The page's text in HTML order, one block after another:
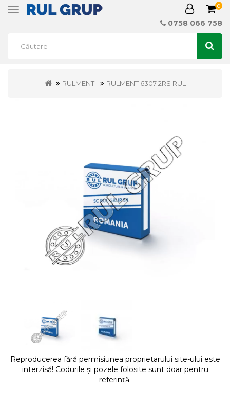
Toggle
0
0758 066 758
RULMENTI RULMENT 6307 2RS RUL
Reproducerea fără permisiunea proprietarului site-ului este
interzisă! Codurile și pozele folosite sunt doar pentru
referință.